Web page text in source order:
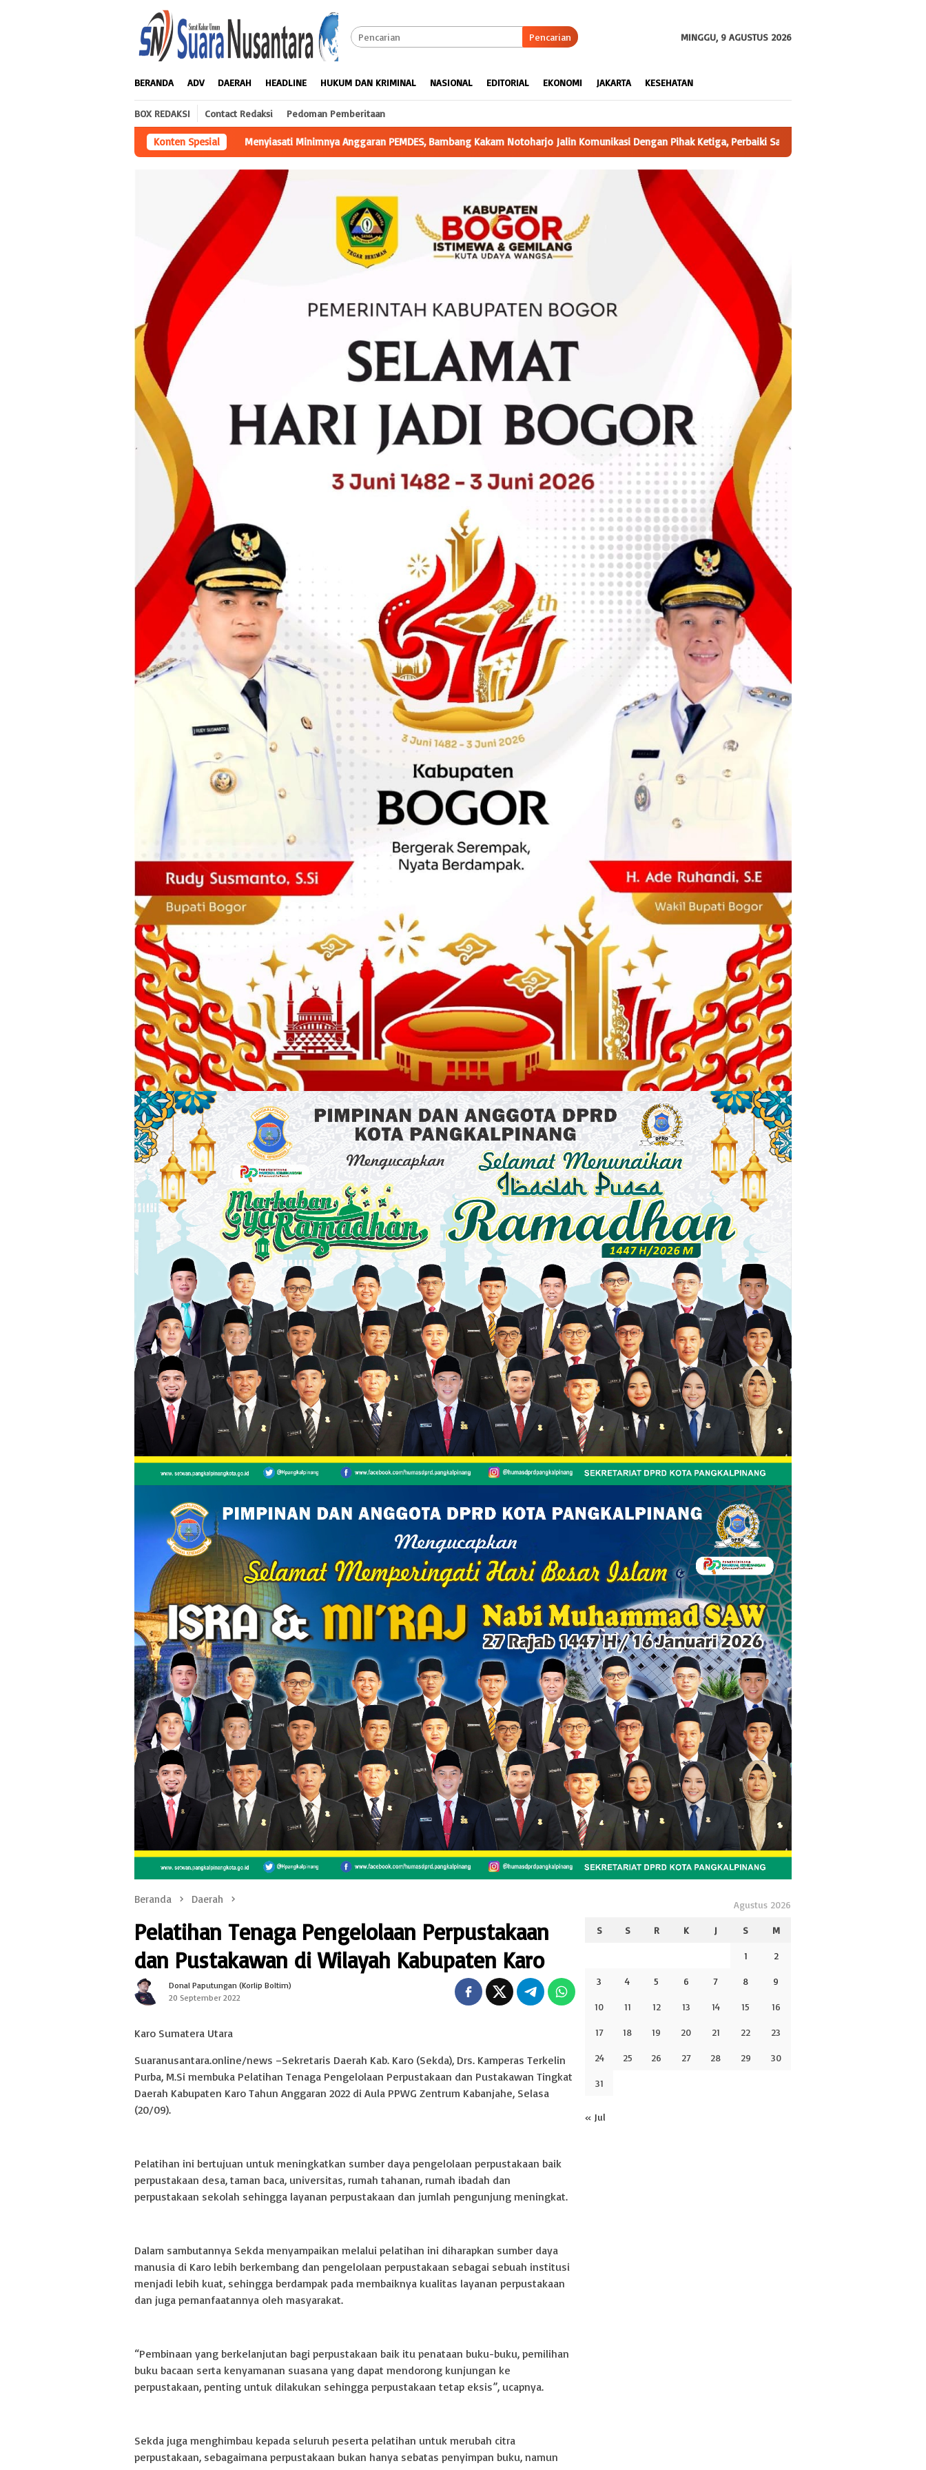
Pencarian MINGGU, 9 AGUSTUS 2026
BERANDA ADV DAERAH HEADLINE HUKUM DAN KRIMINAL NASIONAL EDITORIAL EKONOMI JAKARTA KESEHATAN
BOX REDAKSI Contact Redaksi Pedoman Pemberitaan
Konten Spesial
Menyiasati Minimnya Anggaran PEMDES, Bambang Kakam Notoharjo Jalin Komunikasi Dengan Pihak Ketiga, Perbaiki Sarana Prasarana Jalan Kampung Ketua YLPK PERARI Lampung
Beranda Daerah
Pelatihan Tenaga Pengelolaan Perpustakaan
dan Pustakawan di Wilayah Kabupaten Karo
Donal Paputungan (Korlip Boltim)
20 September 2022
Karo Sumatera Utara
Suaranusantara.online/news –Sekretaris Daerah Kab. Karo (Sekda), Drs. Kamperas Terkelin
Purba, M.Si membuka Pelatihan Tenaga Pengelolaan Perpustakaan dan Pustakawan Tingkat
Daerah Kabupaten Karo Tahun Anggaran 2022 di Aula PPWG Zentrum Kabanjahe, Selasa
(20/09).
Pelatihan ini bertujuan untuk meningkatkan sumber daya pengelolaan perpustakaan baik
perpustakaan desa, taman baca, universitas, rumah tahanan, rumah ibadah dan
perpustakaan sekolah sehingga layanan perpustakaan dan jumlah pengunjung meningkat.
Dalam sambutannya Sekda menyampaikan melalui pelatihan ini diharapkan sumber daya
manusia di Karo lebih berkembang dan pengelolaan perpustakaan sebagai sebuah institusi
menjadi lebih kuat, sehingga berdampak pada membaiknya kualitas layanan perpustakaan
dan juga pemanfaatannya oleh masyarakat.
“Pembinaan yang berkelanjutan bagi perpustakaan baik itu penataan buku-buku, pemilihan
buku bacaan serta kenyamanan suasana yang dapat mendorong kunjungan ke
perpustakaan, penting untuk dilakukan sehingga perpustakaan tetap eksis”, ucapnya.
Sekda juga menghimbau kepada seluruh peserta pelatihan untuk merubah citra
perpustakaan, sebagaimana perpustakaan bukan hanya sebatas penyimpan buku, namun
Agustus 2026
S S R K J S M
1 2
3 4 5 6 7 8 9
10 11 12 13 14 15 16
17 18 19 20 21 22 23
24 25 26 27 28 29 30
31
« Jul